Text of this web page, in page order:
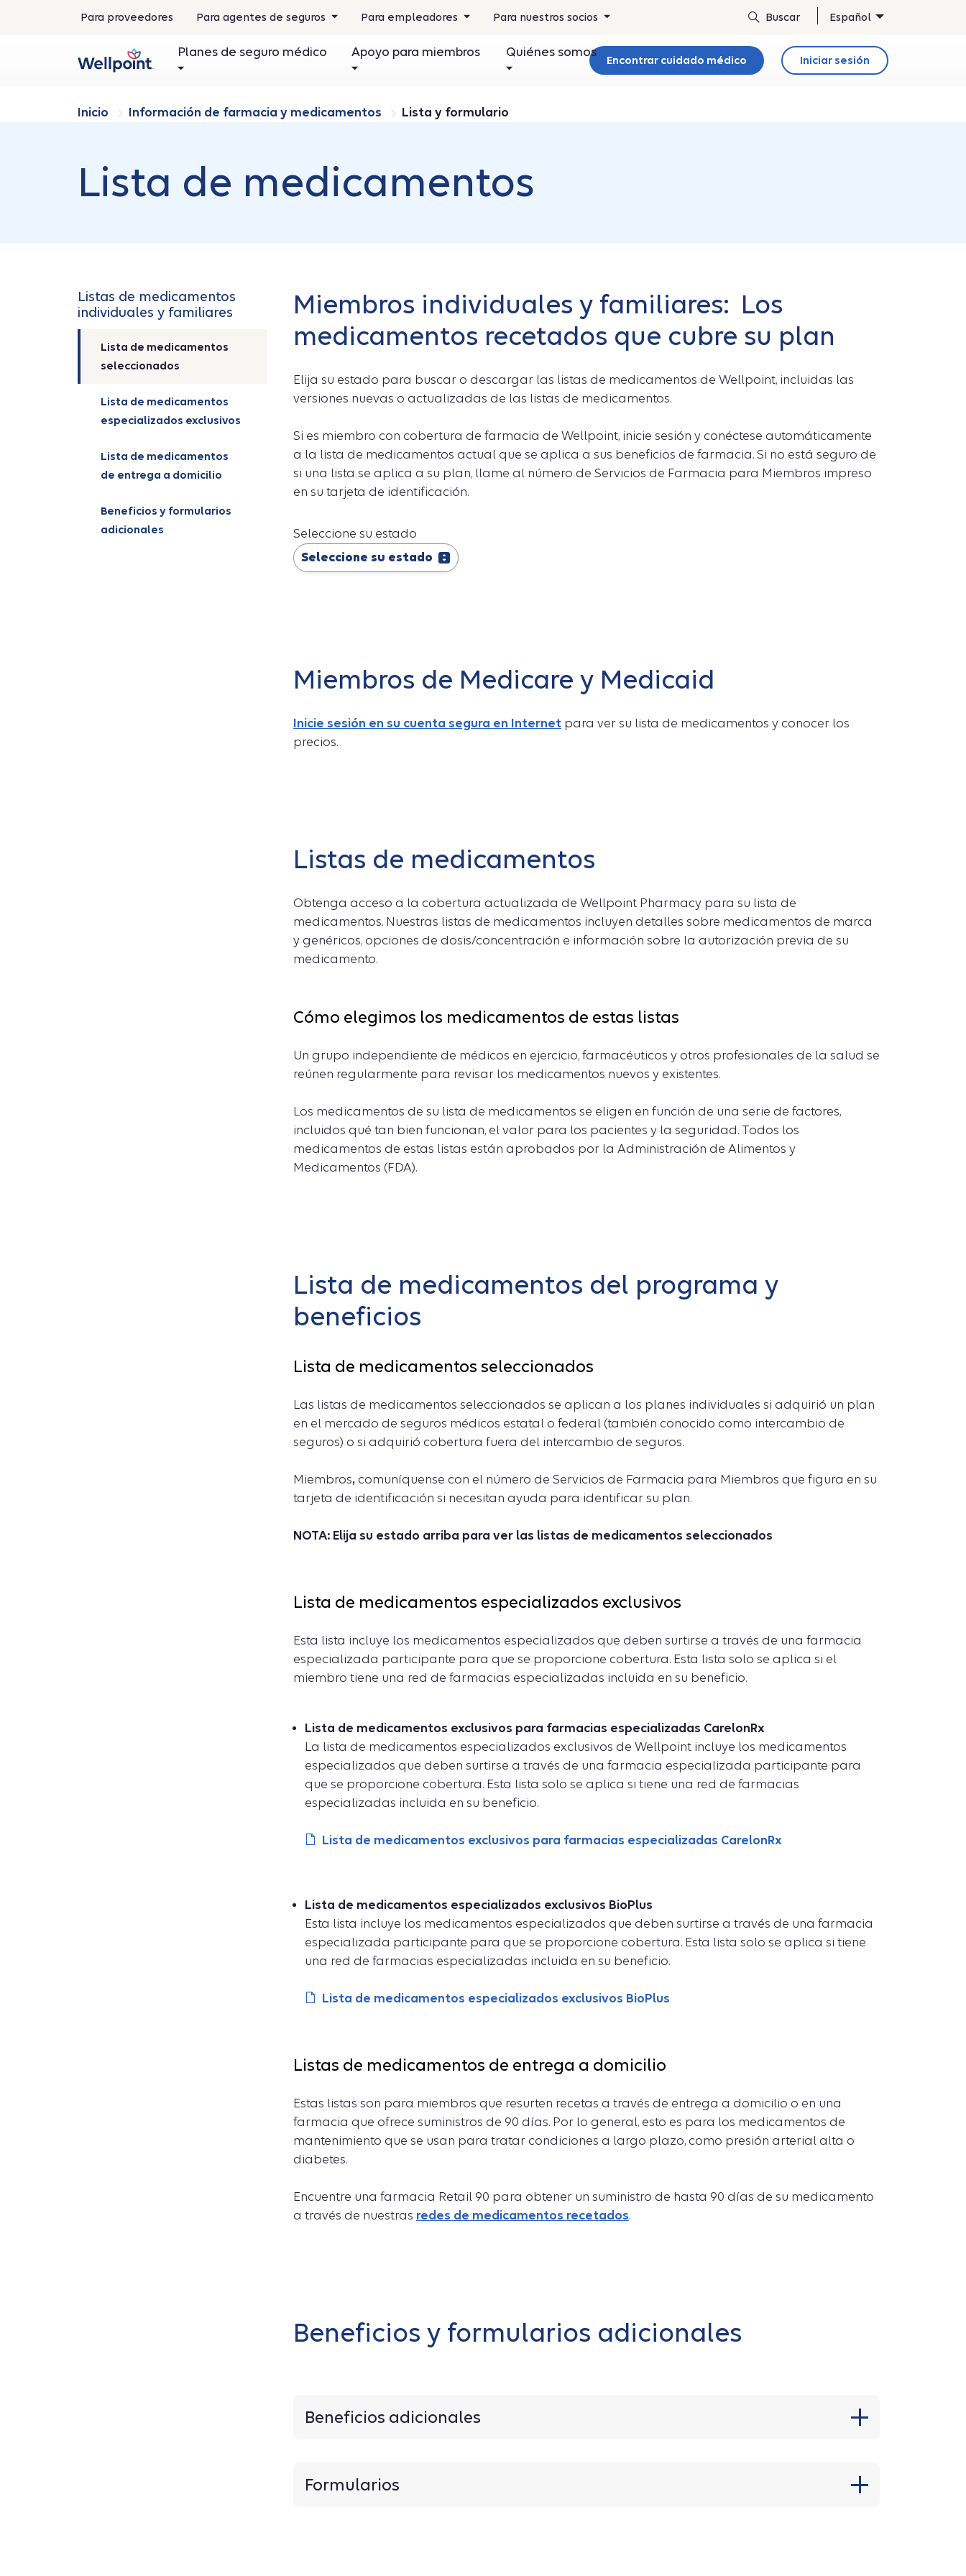
.
en
nueva
Para proveedores Para agentes de seguros Para empleadores Para nuestros socios Español
Planes de seguro médico Apoyo para miembros Quiénes somos
Encontrar cuidado médico Iniciar sesión
Inicio Información de farmacia y medicamentos Lista y formulario
Lista de medicamentos
Listas de medicamentos
individuales y familiares
Lista de medicamentos
seleccionados
Lista de medicamentos
especializados exclusivos
Lista de medicamentos
de entrega a domicilio
Beneficios y formularios
adicionales
Miembros individuales y familiares: Los
medicamentos recetados que cubre su plan
Elija su estado para buscar o descargar las listas de medicamentos de Wellpoint, incluidas las
versiones nuevas o actualizadas de las listas de medicamentos.
Si es miembro con cobertura de farmacia de Wellpoint, inicie sesión y conéctese automáticamente
a la lista de medicamentos actual que se aplica a sus beneficios de farmacia. Si no está seguro de
si una lista se aplica a su plan, llame al número de Servicios de Farmacia para Miembros impreso
en su tarjeta de identificación.
Seleccione su estado
Miembros de Medicare y Medicaid
Inicie sesión en su cuenta segura en Internet para ver su lista de medicamentos y conocer los
precios.
Listas de medicamentos
Obtenga acceso a la cobertura actualizada de Wellpoint Pharmacy para su lista de
medicamentos. Nuestras listas de medicamentos incluyen detalles sobre medicamentos de marca
y genéricos, opciones de dosis/concentración e información sobre la autorización previa de su
medicamento.
Cómo elegimos los medicamentos de estas listas
Un grupo independiente de médicos en ejercicio, farmacéuticos y otros profesionales de la salud se
reúnen regularmente para revisar los medicamentos nuevos y existentes.
Los medicamentos de su lista de medicamentos se eligen en función de una serie de factores,
incluidos qué tan bien funcionan, el valor para los pacientes y la seguridad. Todos los
medicamentos de estas listas están aprobados por la Administración de Alimentos y
Medicamentos (FDA).
Lista de medicamentos del programa y
beneficios
Lista de medicamentos seleccionados
Las listas de medicamentos seleccionados se aplican a los planes individuales si adquirió un plan
en el mercado de seguros médicos estatal o federal (también conocido como intercambio de
seguros) o si adquirió cobertura fuera del intercambio de seguros.
Miembros, comuníquense con el número de Servicios de Farmacia para Miembros que figura en su
tarjeta de identificación si necesitan ayuda para identificar su plan.
NOTA: Elija su estado arriba para ver las listas de medicamentos seleccionados
Lista de medicamentos especializados exclusivos
Esta lista incluye los medicamentos especializados que deben surtirse a través de una farmacia
especializada participante para que se proporcione cobertura. Esta lista solo se aplica si el
miembro tiene una red de farmacias especializadas incluida en su beneficio.
Lista de medicamentos exclusivos para farmacias especializadas CarelonRx
La lista de medicamentos especializados exclusivos de Wellpoint incluye los medicamentos
especializados que deben surtirse a través de una farmacia especializada participante para
que se proporcione cobertura. Esta lista solo se aplica si tiene una red de farmacias
especializadas incluida en su beneficio.
Lista de medicamentos exclusivos para farmacias especializadas CarelonRx
Lista de medicamentos especializados exclusivos BioPlus
Esta lista incluye los medicamentos especializados que deben surtirse a través de una farmacia
especializada participante para que se proporcione cobertura. Esta lista solo se aplica si tiene
una red de farmacias especializadas incluida en su beneficio.
Lista de medicamentos especializados exclusivos BioPlus
Listas de medicamentos de entrega a domicilio
Estas listas son para miembros que resurten recetas a través de entrega a domicilio o en una
farmacia que ofrece suministros de 90 días. Por lo general, esto es para los medicamentos de
mantenimiento que se usan para tratar condiciones a largo plazo, como presión arterial alta o
diabetes.
Encuentre una farmacia Retail 90 para obtener un suministro de hasta 90 días de su medicamento
a través de nuestras redes de medicamentos recetados.
Beneficios y formularios adicionales
Beneficios adicionales
Formularios